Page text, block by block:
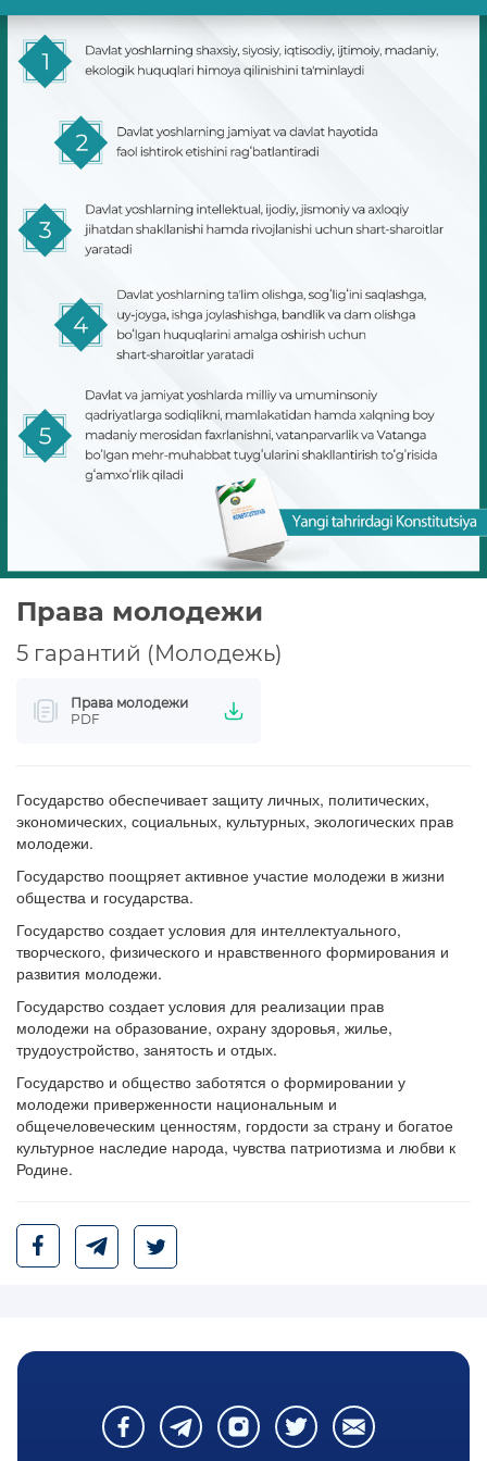
СЛОВАРЬ КОНСТИТУЦИОННЫХ ТЕРМИНОВ
ИЗУЧАЕМ КОНСТИТУЦИЮ
ПОЛИТИКА КОНФИДЕНЦИАЛЬНОСТИ
Права молодежи
5 гарантий (Молодежь)
Права молодежи
PDF
Государство обеспечивает защиту личных, политических,
экономических, социальных, культурных, экологических прав
молодежи.
Государство поощряет активное участие молодежи в жизни
общества и государства.
Государство создает условия для интеллектуального,
творческого, физического и нравственного формирования и
развития молодежи.
Государство создает условия для реализации прав
молодежи на образование, охрану здоровья, жилье,
трудоустройство, занятость и отдых.
Государство и общество заботятся о формировании у
молодежи приверженности национальным и
общечеловеческим ценностям, гордости за страну и богатое
культурное наследие народа, чувства патриотизма и любви к
Родине.